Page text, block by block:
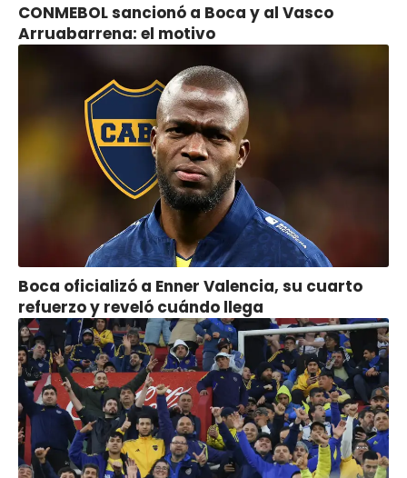
CONMEBOL sancionó a Boca y al Vasco
Arruabarrena: el motivo
Boca oficializó a Enner Valencia, su cuarto
refuerzo y reveló cuándo llega